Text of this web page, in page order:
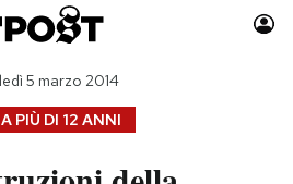
Auto
PIÙ DI 12 ANNI
5 marzo 2014